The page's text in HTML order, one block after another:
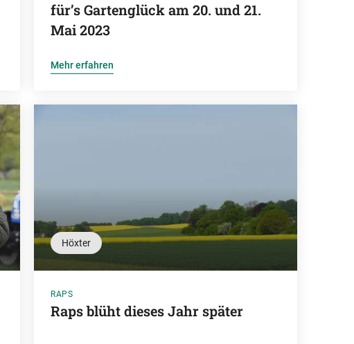
für’s Gartenglück am 20. und 21.
Mai 2023
Mehr erfahren
Höxter
RAPS
Raps blüht dieses Jahr später